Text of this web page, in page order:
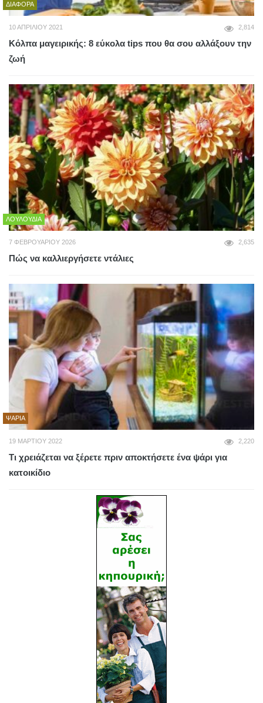
ΔΙΆΦΟΡΑ
10 ΑΠΡΙΛΊΟΥ 2021 2,814
Κόλπα μαγειρικής: 8 εύκολα tips που θα σου αλλάξουν την
ζωή
ΛΟΥΛΟΎΔΙΑ
7 ΦΕΒΡΟΥΑΡΊΟΥ 2026 2,635
Πώς να καλλιεργήσετε ντάλιες
ΨΆΡΙΑ
19 ΜΑΡΤΊΟΥ 2022 2,220
Τι χρειάζεται να ξέρετε πριν αποκτήσετε ένα ψάρι για
κατοικίδιο